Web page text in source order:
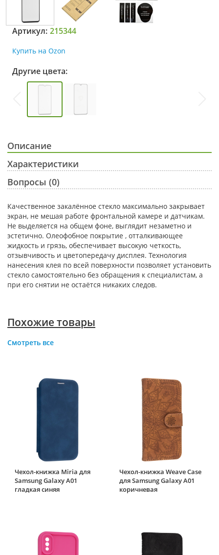
Артикул: 215344
Купить на Ozon
Другие цвета:
Описание
Характеристики
Вопросы (0)
Качественное закалённое стекло максимально закрывает
экран, не мешая работе фронтальной камере и датчикам.
Не выделяется на общем фоне, выглядит незаметно и
эстетично. Олеофобное покрытие , отталкивающее
жидкость и грязь, обеспечивает высокую четкость,
отзывчивость и цветопередачу дисплея. Технология
нанесения клея по всей поверхности позволяет установить
стекло самостоятельно без обращения к специалистам, а
при его снятии не остаётся никаких следов.
Похожие товары
Смотреть все
Чехол-книжка Miria для
Samsung Galaxy A01
гладкая синяя
Чехол-книжка Weave Case
для Samsung Galaxy A01
коричневая